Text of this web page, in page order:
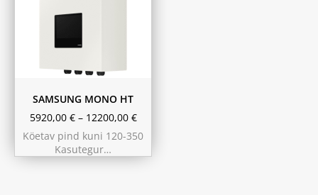
boilerita
SAMSUNG MONO HT
5920,00 € – 12200,00 €
Köetav pind kuni 120-350
Kasutegur…